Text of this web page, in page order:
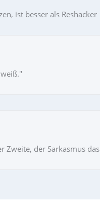
ist besser als Reshacker
Zweite, der Sarkasmus